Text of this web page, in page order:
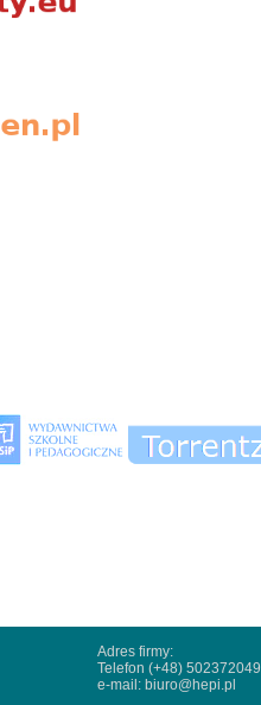
Adres firmy:
Telefon (+48) 502372049
e-mail: biuro@hepi.pl